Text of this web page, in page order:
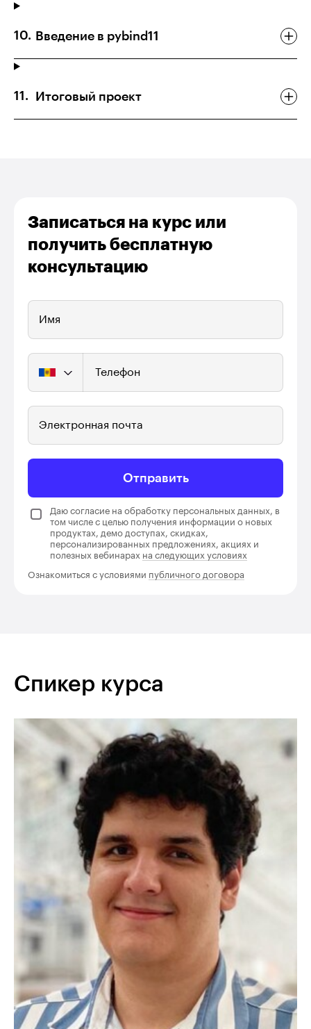
Введение в pybind11
Итоговый проект
Записаться на курс или
получить бесплатную
консультацию
Имя
Телефон
Электронная почта
Отправить
Даю согласие на обработку персональных данных, в
том числе с целью получения информации о новых
продуктах, демо доступах, скидках,
персонализированных предложениях, акциях и
полезных вебинарах на следующих условиях
Ознакомиться с условиями публичного договора
Спикер курса